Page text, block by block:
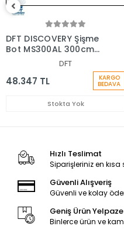
DFT DISCOVERY Şişme
Bot MS300AL 300cm
DFT
48.347 TL KARGO
BEDAVA
Stokta Yok
Hızlı Teslimat
Siparişleriniz en kısa
Güvenli Alışveriş
Güvenli ve kolay
Geniş Ürün
Binlerce ürün ve